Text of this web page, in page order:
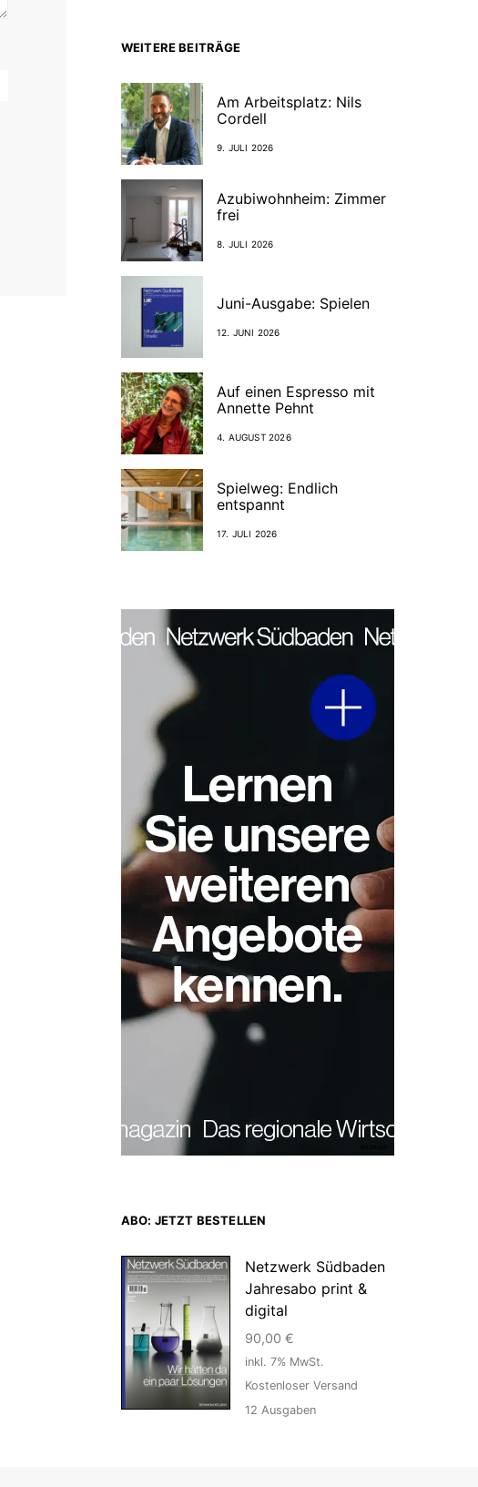
WEITERE BEITRÄGE
Am Arbeitsplatz: Nils
Cordell
9. JULI 2026
Azubiwohnheim: Zimmer
frei
8. JULI 2026
Juni-Ausgabe: Spielen
12. JUNI 2026
Auf einen Espresso mit
Annette Pehnt
4. AUGUST 2026
Spielweg: Endlich
entspannt
17. JULI 2026
ABO: JETZT BESTELLEN
Netzwerk Südbaden
Jahresabo print &
digital
90,00 €
inkl. 7% MwSt.
Kostenloser Versand
12 Ausgaben